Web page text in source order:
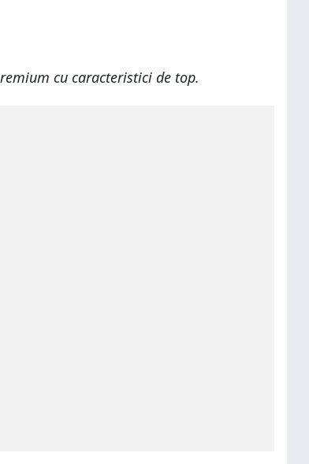
cu caracteristici de top.